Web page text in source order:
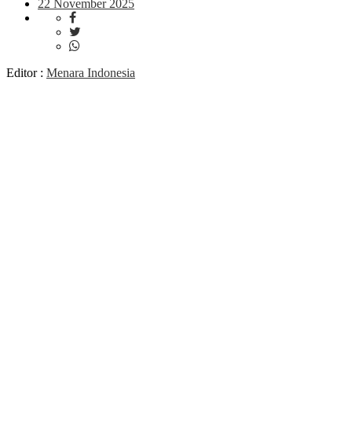
22 November 2025
Editor : Menara Indonesia